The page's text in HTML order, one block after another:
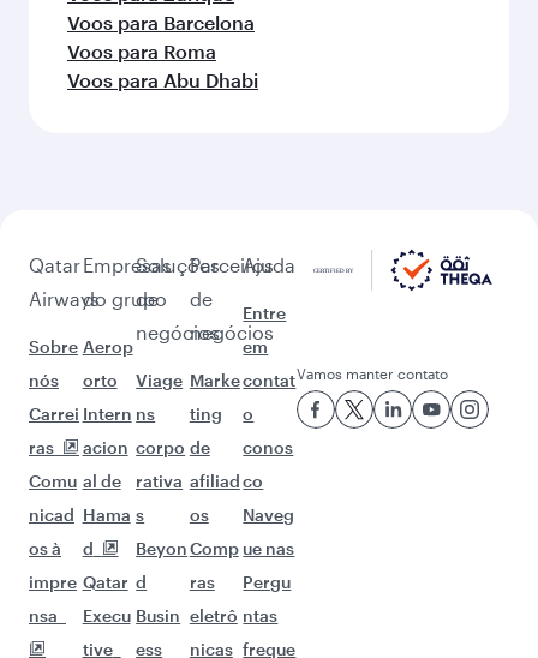
Voos para Barcelona
Voos para Roma
Voos para Abu Dhabi
Qatar
Airways
Sobre
nós
Carrei
ras
Comu
nicad
os à
impre
nsa
Empresas
do grupo
Aerop
orto
Intern
acion
al de
Hama
d
Qatar
Execu
tive
Soluções
de
negócios
Viage
ns
corpo
rativa
s
Beyon
d
Busin
ess
Parceiros
de
negócios
Marke
ting
de
afiliad
os
Comp
ras
eletrô
nicas
Ajuda
Entre
em
contat
o
conos
co
Naveg
ue nas
Pergu
ntas
freque
Vamos manter contato